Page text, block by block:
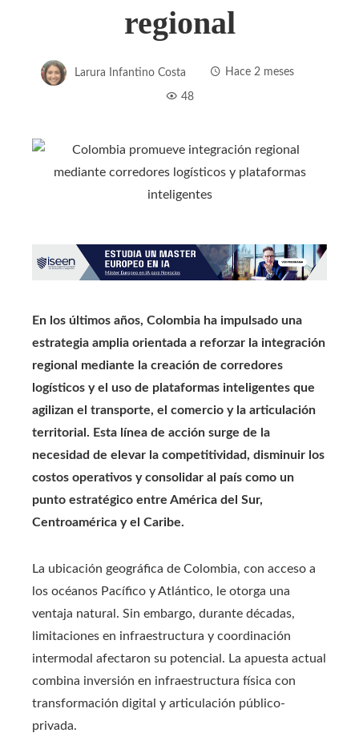
regional
Larura Infantino Costa Hace 2 meses
48
En los últimos años, Colombia ha impulsado una
estrategia amplia orientada a reforzar la integración
regional mediante la creación de corredores
logísticos y el uso de plataformas inteligentes que
agilizan el transporte, el comercio y la articulación
territorial. Esta línea de acción surge de la
necesidad de elevar la competitividad, disminuir los
costos operativos y consolidar al país como un
punto estratégico entre América del Sur,
Centroamérica y el Caribe.
La ubicación geográfica de Colombia, con acceso a
los océanos Pacífico y Atlántico, le otorga una
ventaja natural. Sin embargo, durante décadas,
limitaciones en infraestructura y coordinación
intermodal afectaron su potencial. La apuesta actual
combina inversión en infraestructura física con
transformación digital y articulación público-
privada.